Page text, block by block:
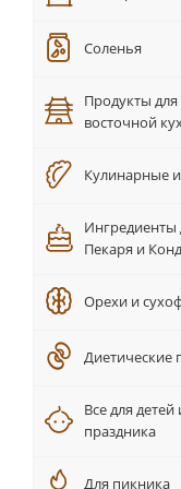
Соленья
Продукты для
восточной
Кулинарные
Ингредиенты
Пекаря и
Орехи и
Диетические
Все для детей
праздника
Для пикника